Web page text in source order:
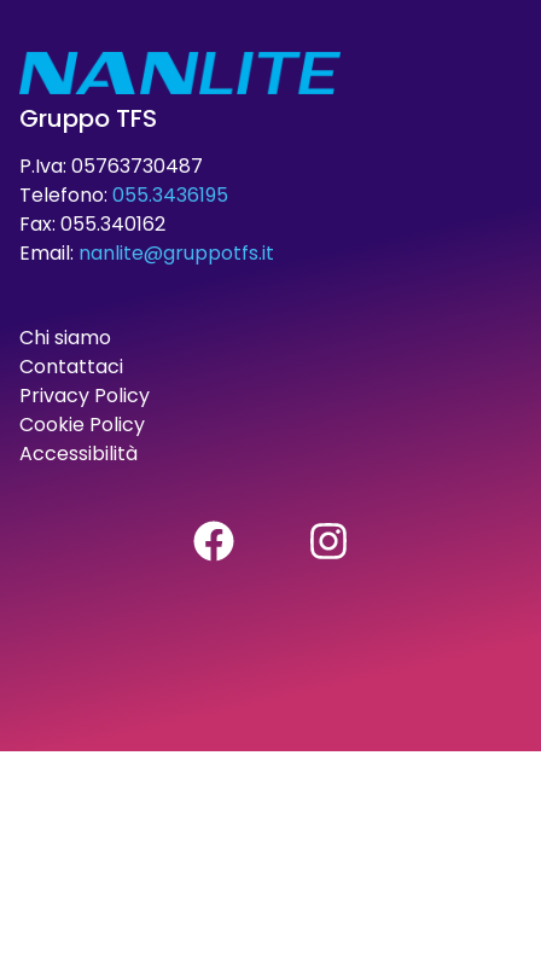
Gruppo TFS
P.Iva: 05763730487
Telefono: 055.3436195
Fax: 055.340162
Email: nanlite@gruppotfs.it
Chi siamo
Contattaci
Privacy Policy
Cookie Policy
Accessibilità